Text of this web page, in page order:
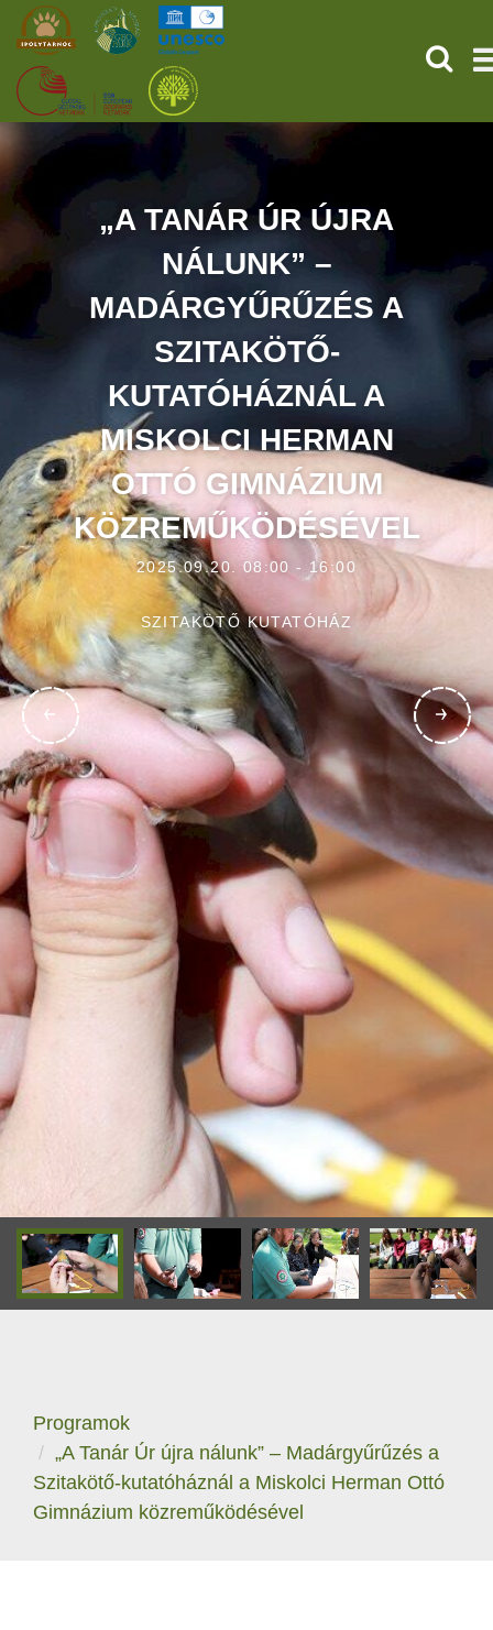
KEZDŐOLDAL
SZOLGÁLTATÁSOK
PROGRAMOK
RÓLUNK
ONLINE JEGYVÁSÁRLÁS
„A TANÁR ÚR ÚJRA
NÁLUNK” –
MADÁRGYŰRŰZÉS A
SZITAKÖTŐ-
KUTATÓHÁZNÁL A
MISKOLCI HERMAN
OTTÓ GIMNÁZIUM
KÖZREMŰKÖDÉSÉVEL
2025.09.20. 08:00 - 16:00
SZITAKÖTŐ KUTATÓHÁZ
Programok
„A Tanár Úr újra nálunk” – Madárgyűrűzés a
Szitakötő-kutatóháznál a Miskolci Herman Ottó
Gimnázium közreműködésével